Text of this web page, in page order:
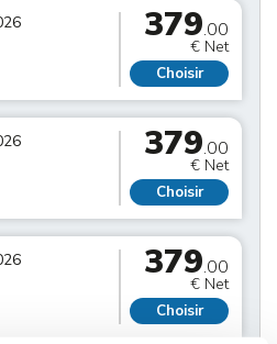
379.00
€ Net
Choisir
379.00
€ Net
Choisir
379.00
€ Net
Choisir